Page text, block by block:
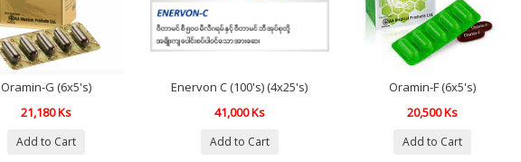
Oramin-G (6x5's)
21,180 Ks
Add to Cart
Enervon C (100's) (4x25's)
41,000 Ks
Add to Cart
Oramin-F (6x5's)
20,500 Ks
Add to Cart